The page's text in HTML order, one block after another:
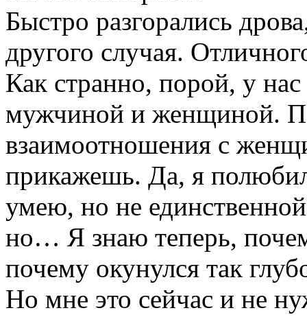
Быстро разгорались
другого случая.
Как странно, порой, у
мужчиной и женщиной.
взаимоотношения с
прикажешь. Да, я
умею, но не
но… Я знаю теперь,
почему окунулся так
Но мне это сейчас и не